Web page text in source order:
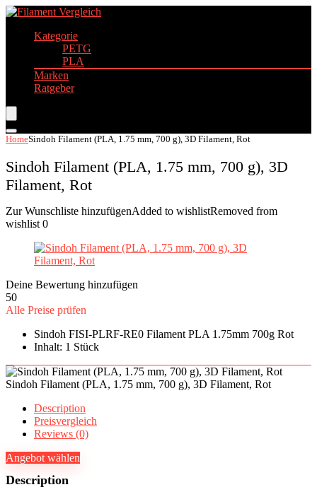
Kategorie
PETG
PLA
Marken
Ratgeber
HomeSindoh Filament (PLA, 1.75 mm, 700 g), 3D Filament, Rot
Sindoh Filament (PLA, 1.75 mm, 700 g), 3D
Filament, Rot
Zur Wunschliste hinzufügenAdded to wishlistRemoved from
wishlist 0
Deine Bewertung hinzufügen
50
Alle Preise prüfen
Sindoh FISI-PLRF-RE0 Filament PLA 1.75mm 700g Rot
Inhalt: 1 Stück
Sindoh Filament (PLA, 1.75 mm, 700 g), 3D Filament, Rot
Description
Preisvergleich
Reviews (0)
Angebot wählen
Description